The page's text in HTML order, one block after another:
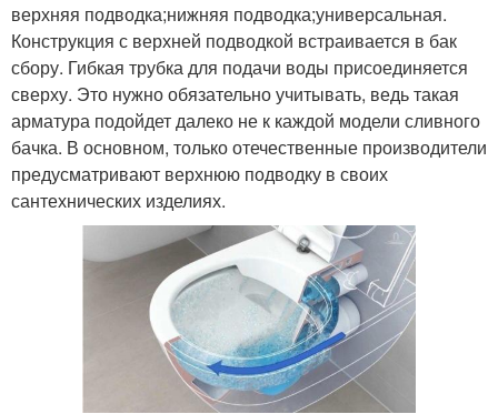
верхняя подводка;нижняя подводка;универсальная.
Конструкция с верхней подводкой встраивается в бак
сбору. Гибкая трубка для подачи воды присоединяется
сверху. Это нужно обязательно учитывать, ведь такая
арматура подойдет далеко не к каждой модели сливного
бачка. В основном, только отечественные производители
предусматривают верхнюю подводку в своих
сантехнических изделиях.